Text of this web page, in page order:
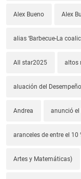
Alex Bueno Alex
alias ‘Barbecue-La
All star2025 altos
aluación del
Andrea anunció el
aranceles de entre el 10
Artes y Matemáticas)